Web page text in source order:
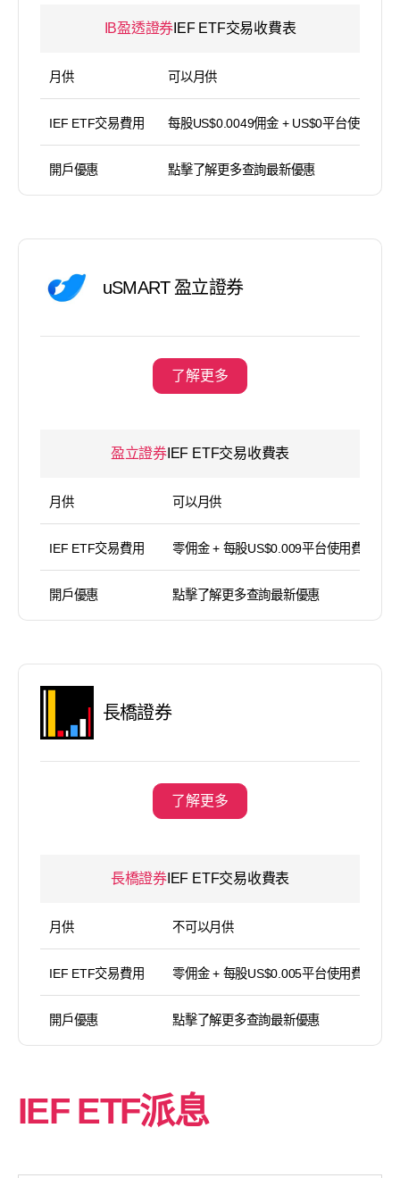
IB盈透證券 IEF ETF交易收費表
月供 可以月供
IEF ETF交易費用 每股US$0.0049佣金 + US$0平台使用費
開戶優惠 點擊了解更多查詢最新優惠
uSMART 盈立證券
了解更多
盈立證券IEF ETF交易收費表
月供 可以月供
IEF ETF交易費用 零佣金 + 每股US$0.009平台使用費（
開戶優惠 點擊了解更多查詢最新優惠
長橋證券
了解更多
長橋證券IEF ETF交易收費表
月供 不可以月供
IEF ETF交易費用 零佣金 + 每股US$0.005平台使用費（
開戶優惠 點擊了解更多查詢最新優惠
IEF ETF派息